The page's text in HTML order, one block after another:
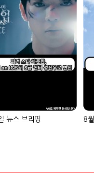
뉴스 브리핑 8